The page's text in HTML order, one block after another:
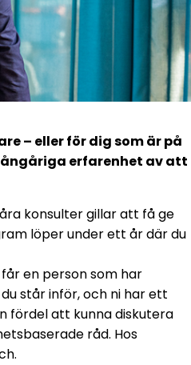
– eller för dig som är på
erfarenhet av att
konsulter gillar att få ge
löper under ett år där du
en person som har
står inför, och ni har ett
fördel att kunna diskutera
råd. Hos